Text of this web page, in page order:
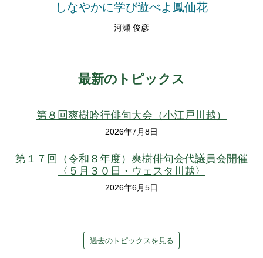
しなやかに学び遊べよ鳳仙花
河瀬 俊彦
最新のトピックス
第８回爽樹吟行俳句大会（小江戸川越）
2026年7月8日
第１７回（令和８年度）爽樹俳句会代議員会開催
〈５月３０日・ウェスタ川越〉
2026年6月5日
過去のトピックスを見る